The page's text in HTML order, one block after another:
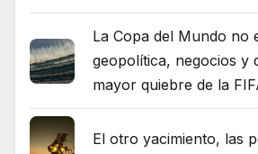
La Copa del Mundo no
geopolítica, negocios y
mayor quiebre de la
El otro yacimiento, las